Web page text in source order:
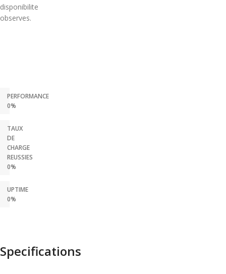
disponibilite
observes.
PERFORMANCE
0%
TAUX
DE
CHARGE
REUSSIES
0%
UPTIME
0%
Specifications